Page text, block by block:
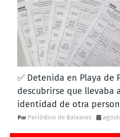
✅ Detenida en Playa de
descubrirse que llevaba
identidad de otra
Periódico de Baleares